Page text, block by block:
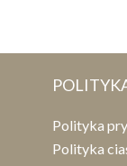
Polityka
Polityka